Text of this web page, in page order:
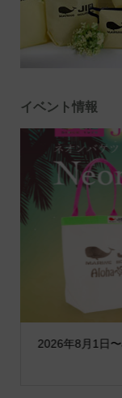
イベント情報
2026年8月1日